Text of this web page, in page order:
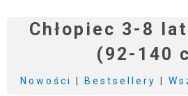
Po zmianie kraju część produktów
Chłopiec 3-8
(92-140
Nowości Bestsellery